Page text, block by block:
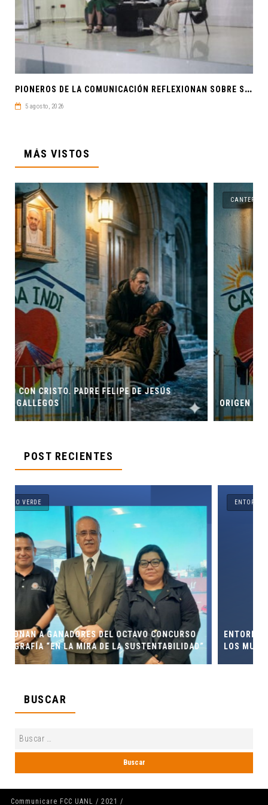
P
IONEROS DE LA COMUNICACIÓN REFLEXIONAN SOBRE SOBERANÍA CULTURAL Y JUSTICIA EN ALAIC 2026
5 agosto, 2026
MÁS VISTOS
CANTERA
ORIGEN Y PROPÓSITO DE CASA INDI
POST RECIENTES
ENTORNO VERDE Y ANIMALIA PRESENTES EN EL
LOS MUERTOS FCC, UANL.
BUSCAR
Communicare FCC UANL / 2021 /